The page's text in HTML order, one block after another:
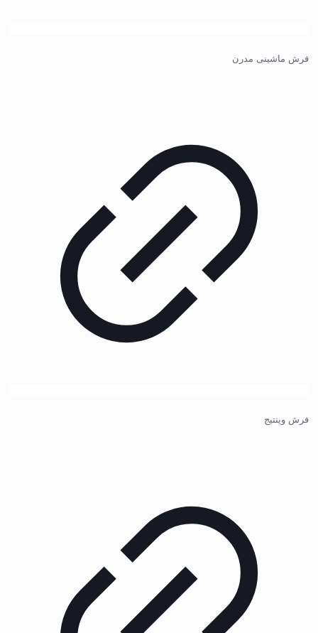
فرش ماشینی مدرن
فرش وینتیج